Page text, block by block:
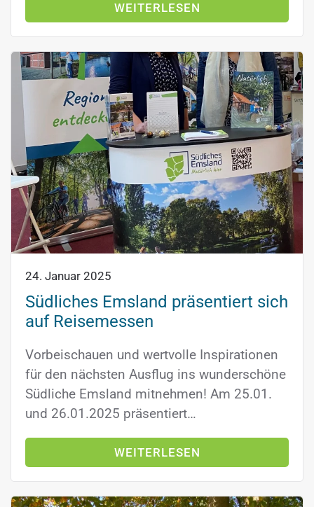
WEITERLESEN
24. Januar 2025
Südliches Emsland präsentiert sich
auf Reisemessen
Vorbeischauen und wertvolle Inspirationen
für den nächsten Ausflug ins wunderschöne
Südliche Emsland mitnehmen! Am 25.01.
und 26.01.2025 präsentiert…
WEITERLESEN